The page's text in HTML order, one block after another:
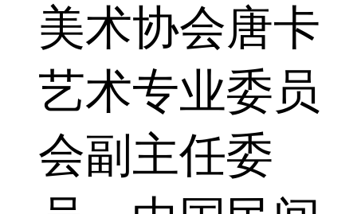
美术协会唐卡
艺术专业委员
会副主任委